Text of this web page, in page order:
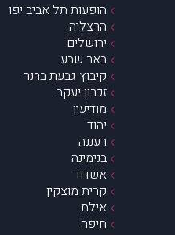
הופעות תל אביב יפו
הרצליה
ירושלים
באר שבע
קיבוץ גבעת ברנר
זכרון יעקב
מודיעין
יהוד
רעננה
בנימינה
אשדוד
קרית מוצקין
אילת
חיפה